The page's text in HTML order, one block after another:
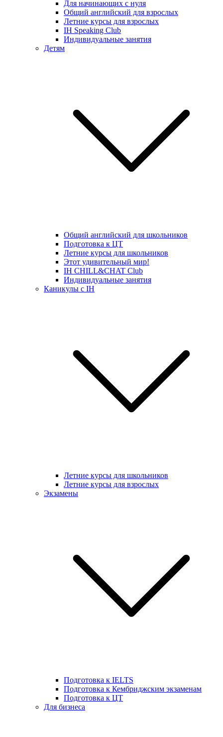
Для начинающих с нуля
Общий английский для взрослых
Летние курсы для взрослых
IH Speaking Club
Индивидуальные занятия
Детям
Общий английский для школьников
Подготовка к ЦТ
Летние курсы для школьников
Этот удивительный мир!
IH CHILL&CHAT Club
Индивидуальные занятия
Каникулы с IH
Летние курсы для школьников
Летние курсы для взрослых
Экзамены
Подготовка к IELTS
Подготовка к Кембриджским экзаменам
Подготовка к ЦТ
Для бизнеса